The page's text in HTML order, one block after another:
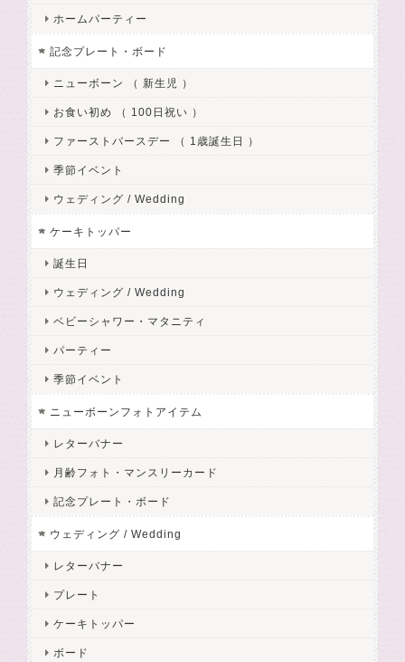
ホームパーティー
記念プレート・ボード
ニューボーン （ 新生児 ）
お食い初め （ 100日祝い ）
ファーストバースデー （ 1歳誕生日 ）
季節イベント
ウェディング / Wedding
ケーキトッパー
誕生日
ウェディング / Wedding
ベビーシャワー・マタニティ
パーティー
季節イベント
ニューボーンフォトアイテム
レターバナー
月齢フォト・マンスリーカード
記念プレート・ボード
ウェディング / Wedding
レターバナー
プレート
ケーキトッパー
ボード